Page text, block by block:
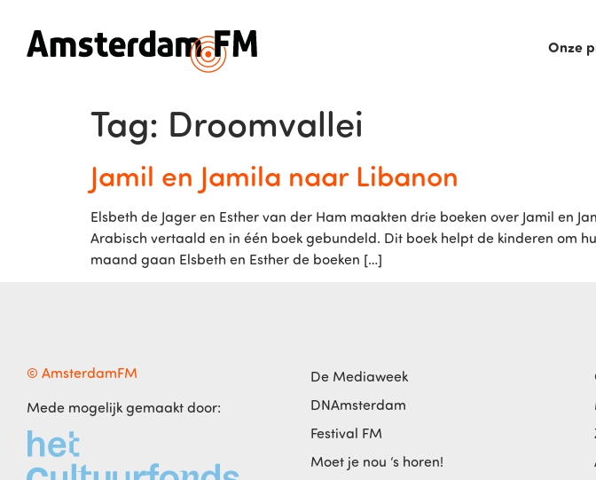
Onze
Tag: Droomvallei
Jamil en Jamila naar Libanon
Elsbeth de Jager en Esther van der Ham maakten drie boeken over Jamil en
Arabisch vertaald en in één boek gebundeld. Dit boek helpt de kinderen om
maand gaan Elsbeth en Esther de boeken […]
© AmsterdamFM
Mede mogelijk gemaakt door:
De Mediaweek
DNAmsterdam
Festival FM
Moet je nou ‘s horen!